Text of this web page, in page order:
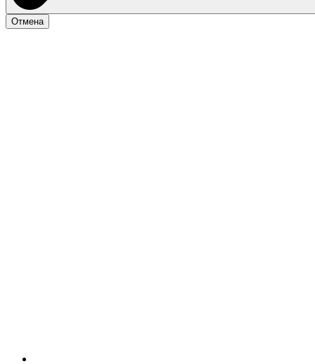
Отмена